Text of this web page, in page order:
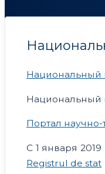
Национальный
Национальный
Портал
С 1 января
Registrul de stat